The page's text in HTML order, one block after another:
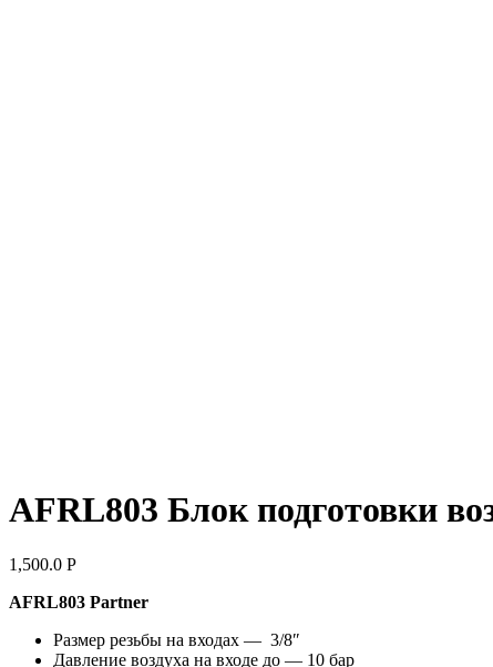
AFRL803 Блок подготовки
1,500.0 Р
AFRL803 Partner
Размер резьбы на входах — 3/8″
Давление воздуха на входе до — 10 бар